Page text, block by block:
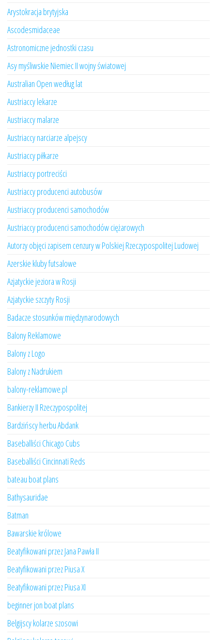
Arystokracja brytyjska
Ascodesmidaceae
Astronomiczne jednostki czasu
Asy myśliwskie Niemiec II wojny światowej
Australian Open według lat
Austriaccy lekarze
Austriaccy malarze
Austriaccy narciarze alpejscy
Austriaccy piłkarze
Austriaccy portreciści
Austriaccy producenci autobusów
Austriaccy producenci samochodów
Austriaccy producenci samochodów ciężarowych
Autorzy objęci zapisem cenzury w Polskiej Rzeczypospolitej Ludowej
Azerskie kluby futsalowe
Azjatyckie jeziora w Rosji
Azjatyckie szczyty Rosji
Badacze stosunków międzynarodowych
Balony Reklamowe
Balony z Logo
Balony z Nadrukiem
balony-reklamowe.pl
Bankierzy II Rzeczypospolitej
Bardzińscy herbu Abdank
Baseballiści Chicago Cubs
Baseballiści Cincinnati Reds
bateau boat plans
Bathysauridae
Batman
Bawarskie królowe
Beatyfikowani przez Jana Pawła II
Beatyfikowani przez Piusa X
Beatyfikowani przez Piusa XI
beginner jon boat plans
Belgijscy kolarze szosowi